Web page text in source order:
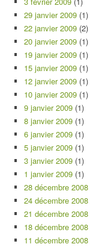
29 janvier 2009 (1)
22 janvier 2009 (2)
20 janvier 2009 (1)
19 janvier 2009 (1)
15 janvier 2009 (1)
12 janvier 2009 (1)
10 janvier 2009 (1)
9 janvier 2009 (1)
8 janvier 2009 (1)
6 janvier 2009 (1)
5 janvier 2009 (1)
3 janvier 2009 (1)
1 janvier 2009 (1)
28 décembre 2008
24 décembre 2008
21 décembre 2008
18 décembre 2008
11 décembre 2008